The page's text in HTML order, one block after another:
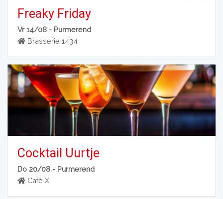
Freaky Friday
Vr 14/08 - Purmerend
Brasserie 1434
Cocktail Uurtje
Do 20/08 - Purmerend
Café X